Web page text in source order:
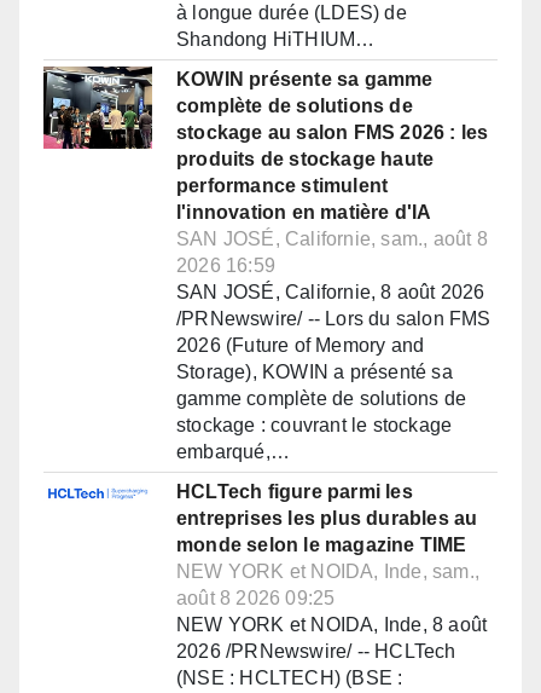
à longue durée (LDES) de
Shandong HiTHIUM…
KOWIN présente sa gamme
complète de solutions de
stockage au salon FMS 2026 : les
produits de stockage haute
performance stimulent
l'innovation en matière d'IA
SAN JOSÉ, Californie, sam., août 8
2026 16:59
SAN JOSÉ, Californie, 8 août 2026
/PRNewswire/ -- Lors du salon FMS
2026 (Future of Memory and
Storage), KOWIN a présenté sa
gamme complète de solutions de
stockage : couvrant le stockage
embarqué,…
HCLTech figure parmi les
entreprises les plus durables au
monde selon le magazine TIME
NEW YORK et NOIDA, Inde, sam.,
août 8 2026 09:25
NEW YORK et NOIDA, Inde, 8 août
2026 /PRNewswire/ -- HCLTech
(NSE : HCLTECH) (BSE :